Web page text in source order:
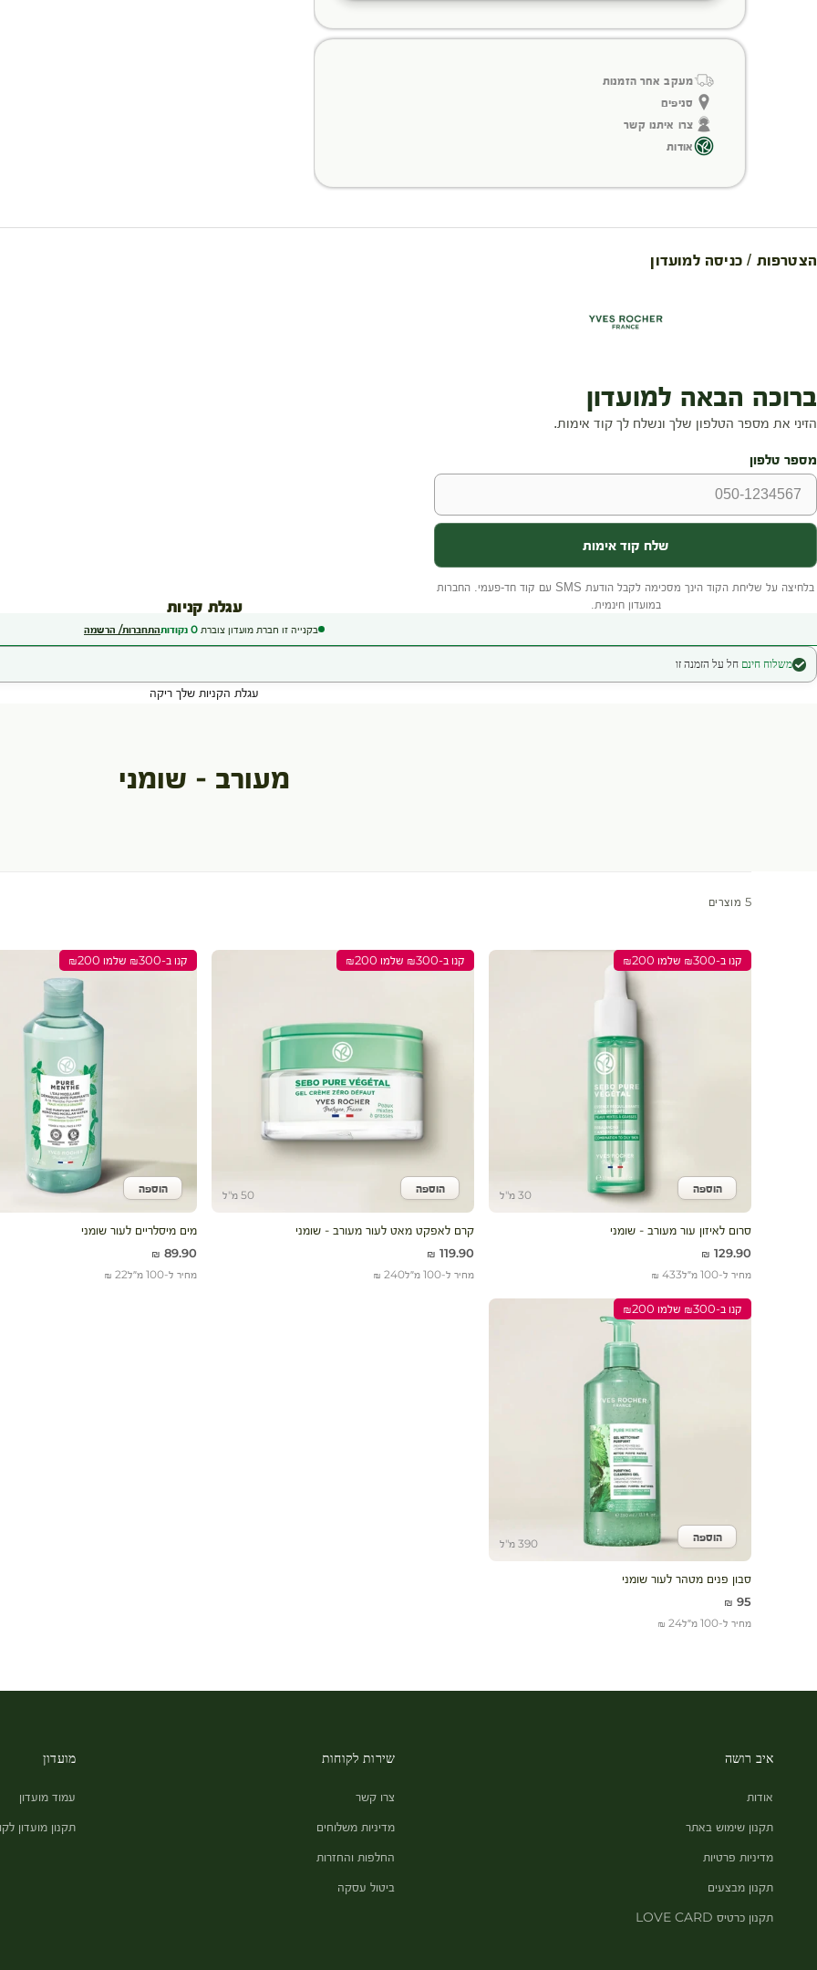
מעקב אחר הזמנות
סניפים
צרו איתנו קשר
אודות
הצטרפות / כניסה למועדון
בקנייה זו חברת מועדון צוברת 0 נקודותהתחברות/ הרשמה
עגלת קניות
משלוח חינם חל על הזמנה זו
עגלת הקניות שלך ריקה
מעורב - שומני
5 מוצרים
קנו ב-₪300 שלמו ₪200
30 מ"ל הוסף לעגלההוספה
סרום לאיזון עור מעורב - שומני
מחיר מבצע
129.90 ₪
מחיר ל-100 מ״ל 433 ₪
קנו ב-₪300 שלמו ₪200
50 מ"ל הוסף לעגלההוספה
קרם לאפקט מאט לעור מעורב - שומני
מחיר מבצע
119.90 ₪
מחיר ל-100 מ״ל 240 ₪
קנו ב-₪300 שלמו ₪200
הוסף לעגלההוספה
מים מיסלריים לעור שומני
מחיר מבצע
89.90 ₪
מחיר ל-100 מ״ל 22 ₪
קנו ב-₪300 שלמו ₪200
390 מ"ל הוסף לעגלההוספה
סבון פנים מטהר לעור שומני
מחיר מבצע
95 ₪
מחיר ל-100 מ״ל 24 ₪
איב רושה
אודות
תקנון שימוש באתר
מדיניות פרטיות
תקנון מבצעים
תקנון כרטיס LOVE CARD
שירות לקוחות
צרו קשר
מדיניות משלוחים
החלפות והחזרות
ביטול עסקה
מועדון
עמוד מועדון
תקנון מועדון